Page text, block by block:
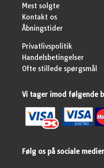
Mest solgte
Kontakt os
Åbningstider
Privatlivspolitik
Handelsbetingelser
Ofte stillede spørgsmål
Vi tager imod følgende
Følg os på sociale medier